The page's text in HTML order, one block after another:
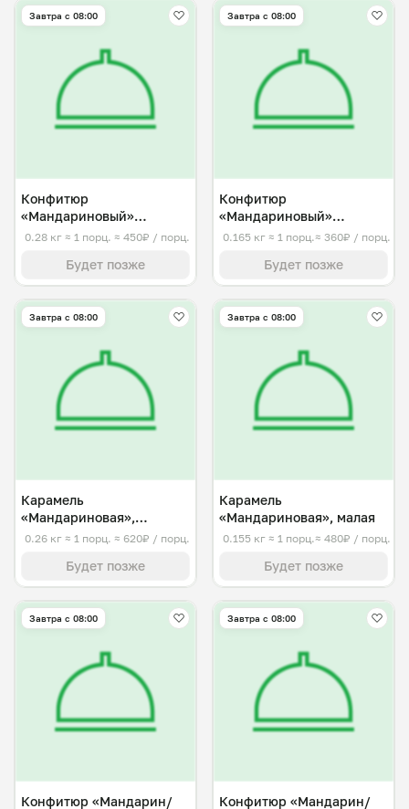
Завтра c 08:00
Конфитюр
«Мандариновый»
классический средний
0.28 кг ≈ 1 порц. ≈ 450₽ / порц.
Будет позже
Завтра c 08:00
Конфитюр
«Мандариновый»
классический малый
0.165 кг ≈ 1 порц.≈ 360₽ / порц.
Будет позже
Завтра c 08:00
Карамель
«Мандариновая»,
средняя
0.26 кг ≈ 1 порц. ≈ 620₽ / порц.
Будет позже
Завтра c 08:00
Карамель
«Мандариновая», малая
0.155 кг ≈ 1 порц.≈ 480₽ / порц.
Будет позже
Завтра c 08:00
Конфитюр «Мандарин/
Завтра c 08:00
Конфитюр «Мандарин/